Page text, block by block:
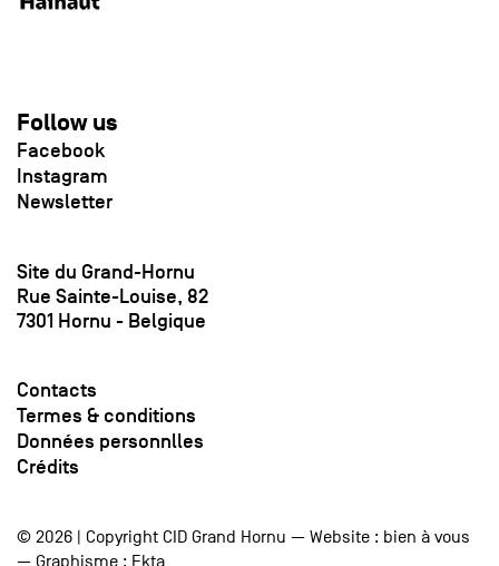
Follow us
Facebook
Instagram
Newsletter
Site du Grand-Hornu
Rue Sainte-Louise, 82
7301 Hornu - Belgique
Contacts
Termes & conditions
Données personnlles
Crédits
© 2026 | Copyright CID Grand Hornu — Website : bien à vous
— Graphisme : Ekta